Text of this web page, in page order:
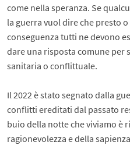
come nella speranza. Se
la guerra vuol dire che presto
conseguenza tutti ne devono
dare una risposta comune per
sanitaria o conflittuale.
Il 2022 è stato segnato dalla
conflitti ereditati dal passato
buio della notte che viviamo è
ragionevolezza e della